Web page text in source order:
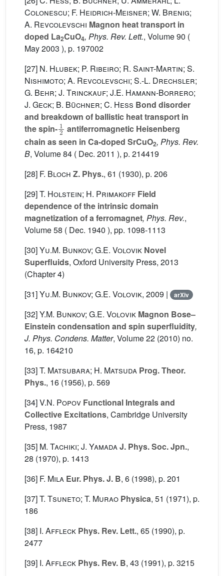
Colonescu; F. Heidrich-Meisner; W. Brenig;
A. Revcolevschi Magnon heat transport in
doped La2CuO4, Phys. Rev. Lett., Volume 90 (
May 2003 ), p. 197002
[27] N. Hlubek; P. Ribeiro; R. Saint-Martin; S.
Nishimoto; A. Revcolevschi; S.-L. Drechsler;
G. Behr; J. Trinckauf; J.E. Hamann-Borrero;
J. Geck; B. Büchner; C. Hess Bond disorder
and breakdown of ballistic heat transport in
the spin-
12
antiferromagnetic Heisenberg
chain as seen in Ca-doped SrCuO2, Phys. Rev.
B, Volume 84 ( Dec. 2011 ), p. 214419
[28] F. Bloch Z. Phys., 61 (1930), p. 206
[29]T. Holstein; H. Primakoff Field
dependence of the intrinsic domain
magnetization of a ferromagnet, Phys. Rev.,
Volume 58 ( Dec. 1940 ), pp. 1098-1113
[30]Yu.M. Bunkov; G.E. Volovik Novel
Superfluids, Oxford University Press, 2013
(Chapter 4)
[31]Yu.M. Bunkov; G.E. Volovik, 2009 | arXiv
[32]Y.M. Bunkov; G.E. Volovik Magnon Bose–
Einstein condensation and spin superfluidity,
J. Phys. Condens. Matter, Volume 22 (2010) no.
16, p. 164210
[33]T. Matsubara; H. Matsuda Prog. Theor.
Phys., 16 (1956), p. 569
[34]V.N. Popov Functional Integrals and
Collective Excitations, Cambridge University
Press, 1987
[35] M. Tachiki; J. YamadaJ. Phys. Soc. Jpn.,
28 (1970), p. 1413
[36] F. Mila Eur. Phys. J. B, 6 (1998), p. 201
[37]T. Tsuneto; T. Murao Physica, 51 (1971), p.
186
[38] I. Affleck Phys. Rev. Lett., 65 (1990), p.
2477
[39] I. Affleck Phys. Rev. B, 43 (1991), p. 3215